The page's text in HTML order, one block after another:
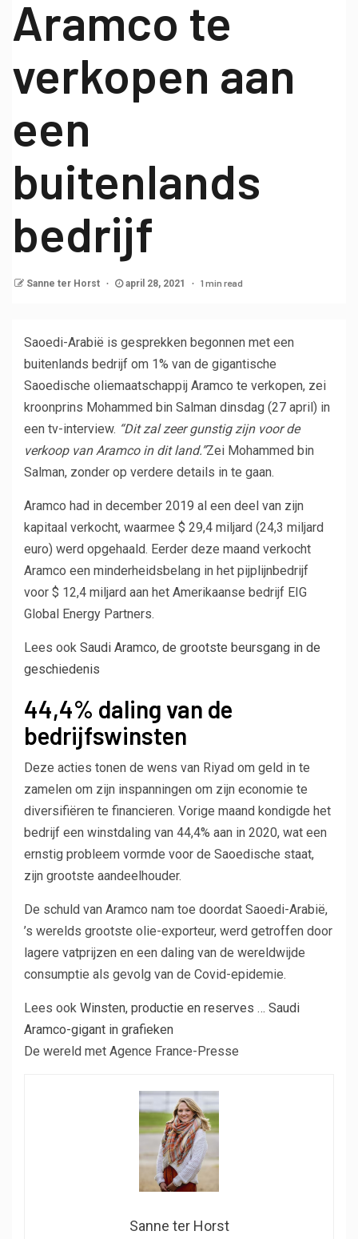
Aramco te
verkopen aan
een
buitenlands
bedrijf
Sanne ter Horst april 28, 2021 1 min read
Saoedi-Arabië is gesprekken begonnen met een
buitenlands bedrijf om 1% van de gigantische
Saoedische oliemaatschappij Aramco te verkopen, zei
kroonprins Mohammed bin Salman dinsdag (27 april) in
een tv-interview. “Dit zal zeer gunstig zijn voor de
verkoop van Aramco in dit land.”Zei Mohammed bin
Salman, zonder op verdere details in te gaan.
Aramco had in december 2019 al een deel van zijn
kapitaal verkocht, waarmee $ 29,4 miljard (24,3 miljard
euro) werd opgehaald. Eerder deze maand verkocht
Aramco een minderheidsbelang in het pijplijnbedrijf
voor $ 12,4 miljard aan het Amerikaanse bedrijf EIG
Global Energy Partners.
Het
artikel
gereserveerd
voor
abonnees
Lees ook Saudi Aramco, de grootste beursgang in de
geschiedenis
44,4% daling van de
bedrijfswinsten
Deze acties tonen de wens van Riyad om geld in te
zamelen om zijn inspanningen om zijn economie te
diversifiëren te financieren. Vorige maand kondigde het
bedrijf een winstdaling van 44,4% aan in 2020, wat een
ernstig probleem vormde voor de Saoedische staat,
zijn grootste aandeelhouder.
De schuld van Aramco nam toe doordat Saoedi-Arabië,
’s werelds grootste olie-exporteur, werd getroffen door
lagere vatprijzen en een daling van de wereldwijde
consumptie als gevolg van de Covid-epidemie.
Lees ook Winsten, productie en reserves … Saudi
Aramco-gigant in grafieken
De wereld met Agence France-Presse
Sanne ter Horst